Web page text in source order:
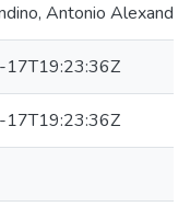
Antonio Alexander